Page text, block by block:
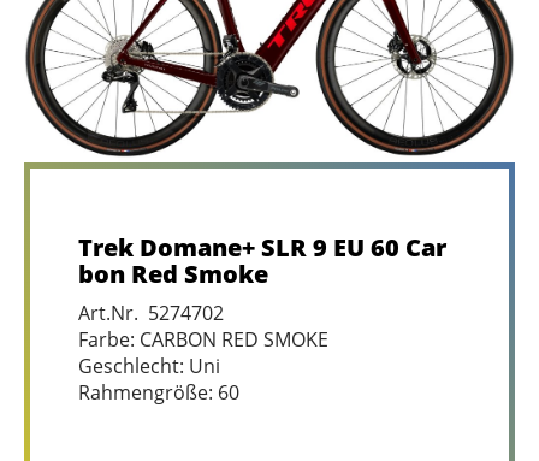
Trek Domane+ SLR 9 EU 60 Car
bon Red Smoke
Art.Nr. 5274702
Farbe: CARBON RED SMOKE
Geschlecht: Uni
Rahmengröße: 60